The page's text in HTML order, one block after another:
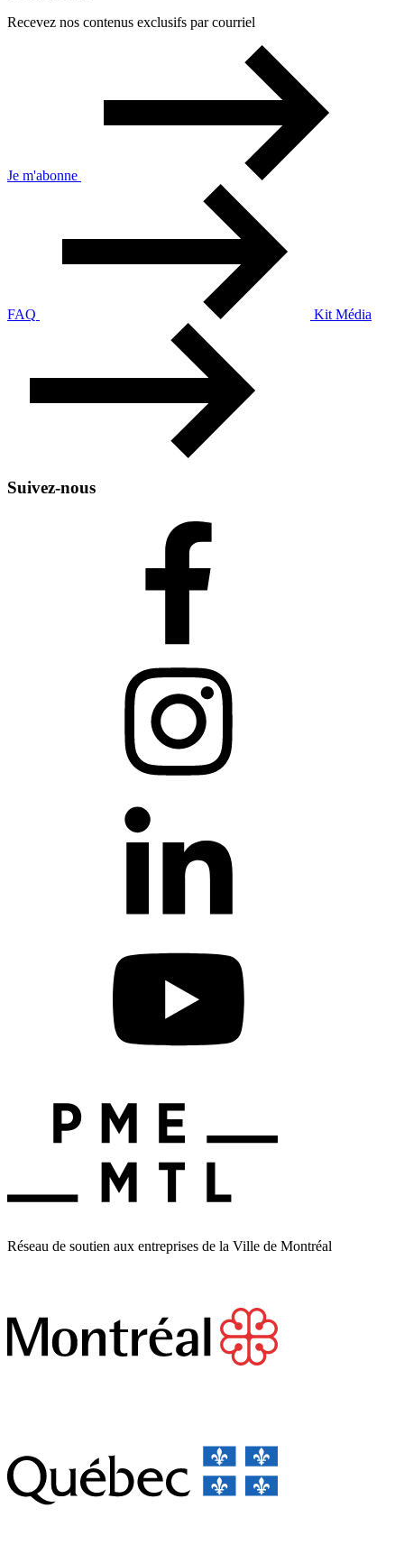
Recevez nos contenus exclusifs par courriel
Je m'abonne
FAQ Kit Média
Suivez-nous
Réseau de soutien aux entreprises de la Ville de Montréal